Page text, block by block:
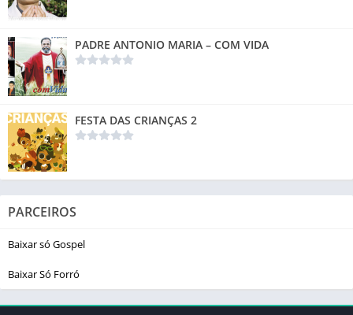
PADRE ANTONIO MARIA – COM VIDA
FESTA DAS CRIANÇAS 2
PARCEIROS
Baixar só Gospel
Baixar Só Forró